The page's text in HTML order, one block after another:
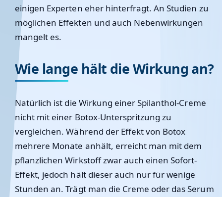
einigen Experten eher hinterfragt. An Studien zu
möglichen Effekten und auch Nebenwirkungen
mangelt es.
Wie lange hält die Wirkung an?
Natürlich ist die Wirkung einer Spilanthol-Creme
nicht mit einer Botox-Unterspritzung zu
vergleichen. Während der Effekt von Botox
mehrere Monate anhält, erreicht man mit dem
pflanzlichen Wirkstoff zwar auch einen Sofort-
Effekt, jedoch hält dieser auch nur für wenige
Stunden an. Trägt man die Creme oder das Serum